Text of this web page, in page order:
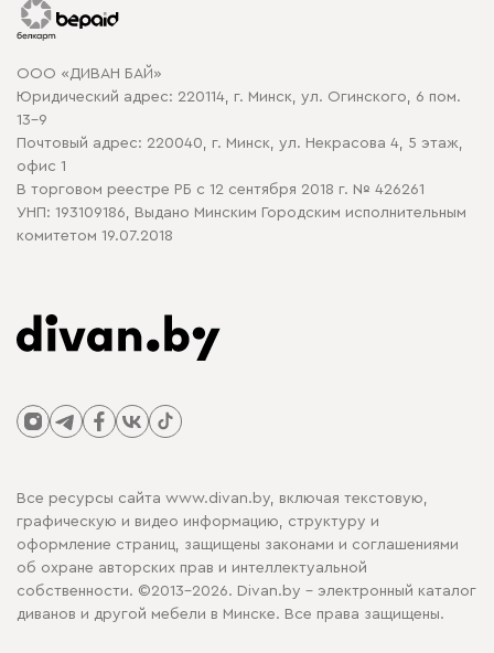
Гарантия
Карта сайта
Политика конфиденциальности
Политика в отношении обработки cookie
ООО «ДИВАН БАЙ»
Юридический адрес: 220114, г. Минск, ул. Огинского, 6 пом.
13-9
Почтовый адрес: 220040, г. Минск, ул. Некрасова 4, 5 этаж,
офис 1
В торговом реестре РБ с 12 сентября 2018 г. № 426261
УНП: 193109186, Выдано Минским Городским исполнительным
комитетом 19.07.2018
Все ресурсы сайта www.divan.by, включая текстовую,
графическую и видео информацию, структуру и
оформление страниц, защищены законами и соглашениями
об охране авторских прав и интеллектуальной
собственности. ©2013-2026. Divan.by - электронный каталог
диванов и другой мебели в Минске. Все права защищены.